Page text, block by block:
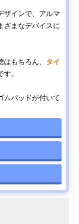
ザインで、アルマ
ざまなデバイスに
もちろん、 タイ
す。
ムパッドが付いて